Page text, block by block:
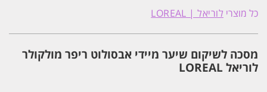
מוקטנת
לשיקום
מיידי
ריפר
מולקולר
75ML
כל מוצרי לוריאל | LOREAL
מסכה לשיקום שיער מיידי אבסולוט ריפר מולקולר
לוריאל LOREAL